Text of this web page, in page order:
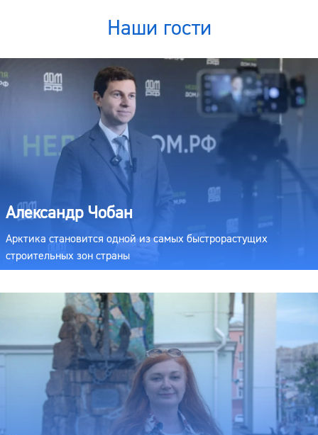
Наши гости
Александр Чобан
Арктика становится одной из самых быстрорастущих
строительных зон страны